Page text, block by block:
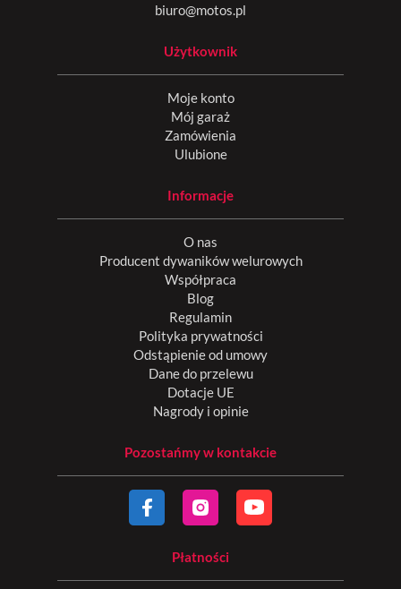
biuro@motos.pl
Użytkownik
Moje konto
Mój garaż
Zamówienia
Ulubione
Informacje
O nas
Producent dywaników welurowych
Współpraca
Blog
Regulamin
Polityka prywatności
Odstąpienie od umowy
Dane do przelewu
Dotacje UE
Nagrody i opinie
Pozostańmy w kontakcie
Płatności